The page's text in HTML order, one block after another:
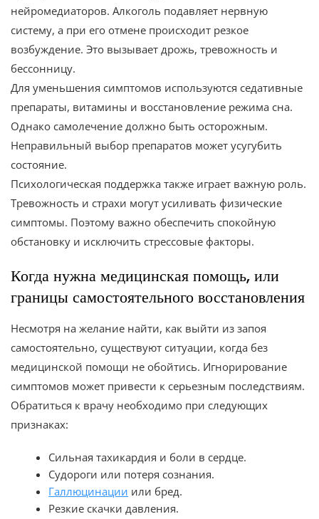
нейромедиаторов. Алкоголь подавляет нервную
систему, а при его отмене происходит резкое
возбуждение. Это вызывает дрожь, тревожность и
бессонницу.
Для уменьшения симптомов используются седативные
препараты, витамины и восстановление режима сна.
Однако самолечение должно быть осторожным.
Неправильный выбор препаратов может усугубить
состояние.
Психологическая поддержка также играет важную роль.
Тревожность и страхи могут усиливать физические
симптомы. Поэтому важно обеспечить спокойную
обстановку и исключить стрессовые факторы.
Когда нужна медицинская помощь, или
границы самостоятельного восстановления
Несмотря на желание найти, как выйти из запоя
самостоятельно, существуют ситуации, когда без
медицинской помощи не обойтись. Игнорирование
симптомов может привести к серьезным последствиям.
Обратиться к врачу необходимо при следующих
признаках:
Сильная тахикардия и боли в сердце.
Судороги или потеря сознания.
Галлюцинации или бред.
Резкие скачки давления.